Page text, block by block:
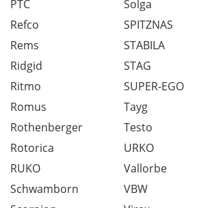
PTC
Refco
Rems
Ridgid
Ritmo
Romus
Rothenberger
Rotorica
RUKO
Schwamborn
Solga
SPITZNAS
STABILA
STAG
SUPER-EGO
Tayg
Testo
URKO
Vallorbe
VBW